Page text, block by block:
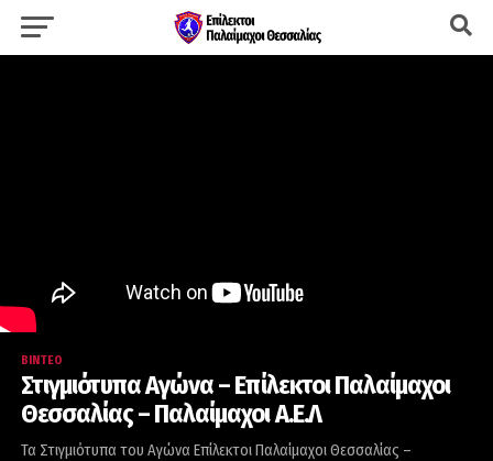
ΒΊΝΤΕΟ
Στιγμιότυπα Αγώνα – Επίλεκτοι Παλαίμαχοι
Θεσσαλίας – Παλαίμαχοι Α.Ε.Λ
Τα Στιγμιότυπα του Αγώνα Επίλεκτοι Παλαίμαχοι Θεσσαλίας –